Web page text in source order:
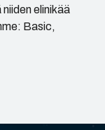
elinikää
Basic,